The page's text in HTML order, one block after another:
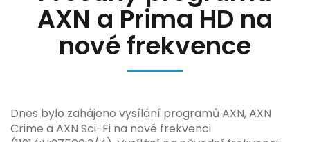
AXN a Prima HD na
nové frekvence
Dnes bylo zahájeno vysílání programů AXN, AXN
Crime a AXN Sci-Fi na nové frekvenci